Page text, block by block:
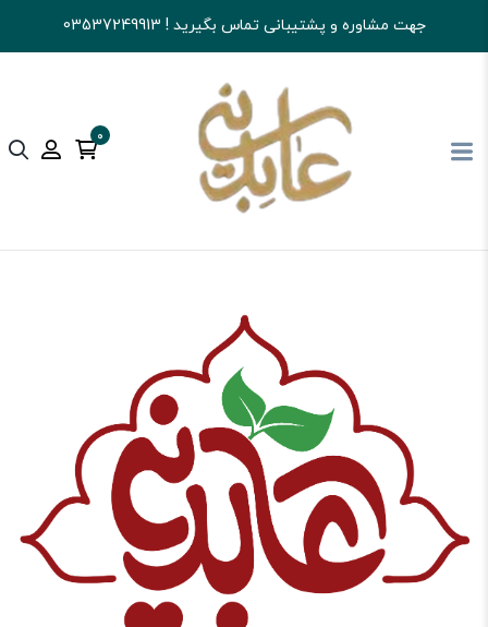
جهت مشاوره و پشتیبانی تماس بگیرید ! 03537249913
0
آجیل و خشکبار عابدینی کالای اساسی و خواربار